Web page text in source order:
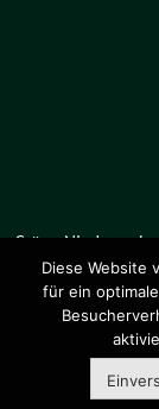
Grüne
freie grüne Theme
Angebot der
Diese Website
für ein